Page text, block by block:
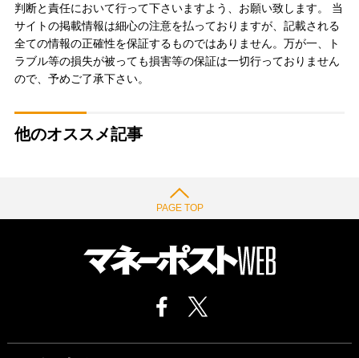
判断と責任において行って下さいますよう、お願い致します。 当
サイトの掲載情報は細心の注意を払っておりますが、記載される
全ての情報の正確性を保証するものではありません。万が一、ト
ラブル等の損失が被っても損害等の保証は一切行っておりません
ので、予めご了承下さい。
他のオススメ記事
PAGE TOP